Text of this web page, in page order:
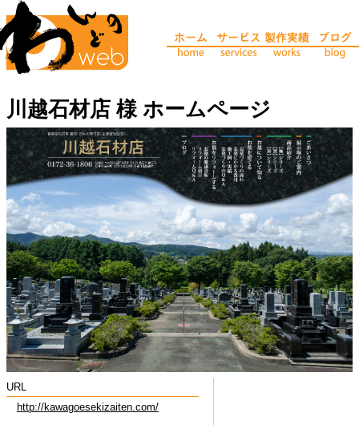
川越石材店 様 ホームページ
URL
http://kawagoesekizaiten.com/